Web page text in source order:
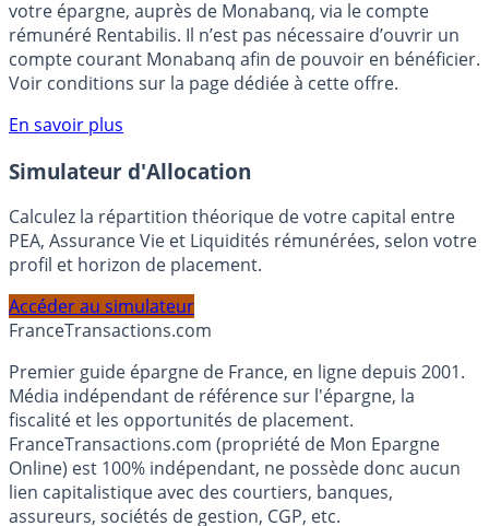
Bénéficiez de cette offre de placement sans risque pour
votre épargne, auprès de Monabanq, via le compte
rémunéré Rentabilis. Il n’est pas nécessaire d’ouvrir un
Voir conditions sur la page dédiée à cette offre.
En savoir plus
Simulateur d'Allocation
Calculez la répartition théorique de votre capital entre
profil et horizon de placement.
FranceTransactions.com
Premier guide épargne de France, en ligne depuis 2001.
Média indépendant de référence sur l'épargne, la
fiscalité et les opportunités de placement.
FranceTransactions.com (propriété de Mon Epargne
Online) est 100% indépendant, ne possède donc aucun